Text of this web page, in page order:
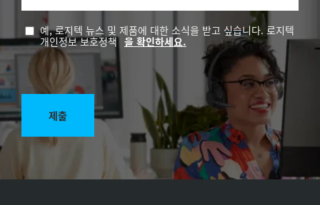
예, 로지텍 뉴스 및 제품에 대한 소식을 받고 싶습니다. 로지텍
개인정보 보호정책 을 확인하세요.
제출